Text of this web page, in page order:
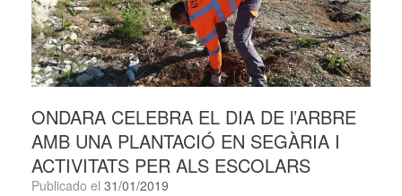
ONDARA CELEBRA EL DIA DE l’ARBRE
AMB UNA PLANTACIÓ EN SEGÀRIA I
ACTIVITATS PER ALS ESCOLARS
Publicado el 31/01/2019